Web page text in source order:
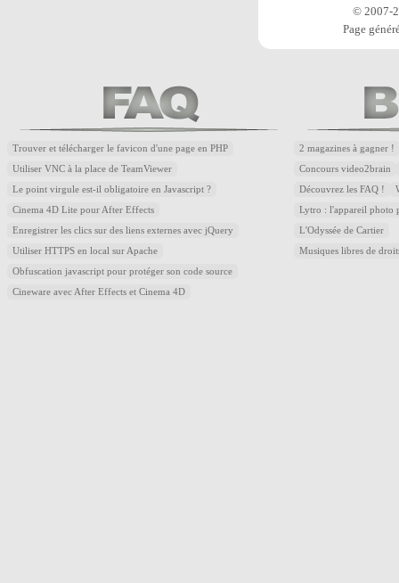
© 2007-
Page
Trouver et télécharger le favicon d'une page en PHP
Utiliser VNC à la place de TeamViewer
Le point virgule est-il obligatoire en Javascript ?
Cinema 4D Lite pour After Effects
Enregistrer les clics sur des liens externes avec jQuery
Utiliser HTTPS en local sur Apache
Obfuscation javascript pour protéger son code source
Cineware avec After Effects et Cinema 4D
2 magazines à gagner !
Concours video2brain
Découvrez les FAQ !
Lytro : l'appareil photo
L'Odyssée de Cartier
Musiques libres de